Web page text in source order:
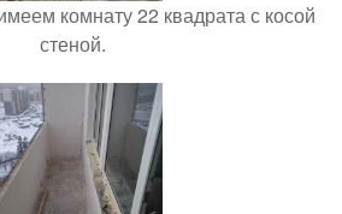
комнату 22 квадрата с косой
стеной.